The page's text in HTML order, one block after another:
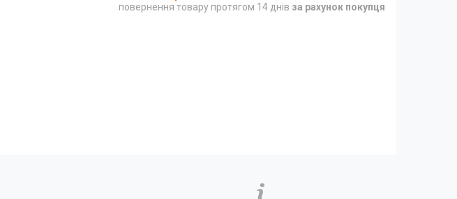
повернення товару протягом 14 днів за рахунок покупця